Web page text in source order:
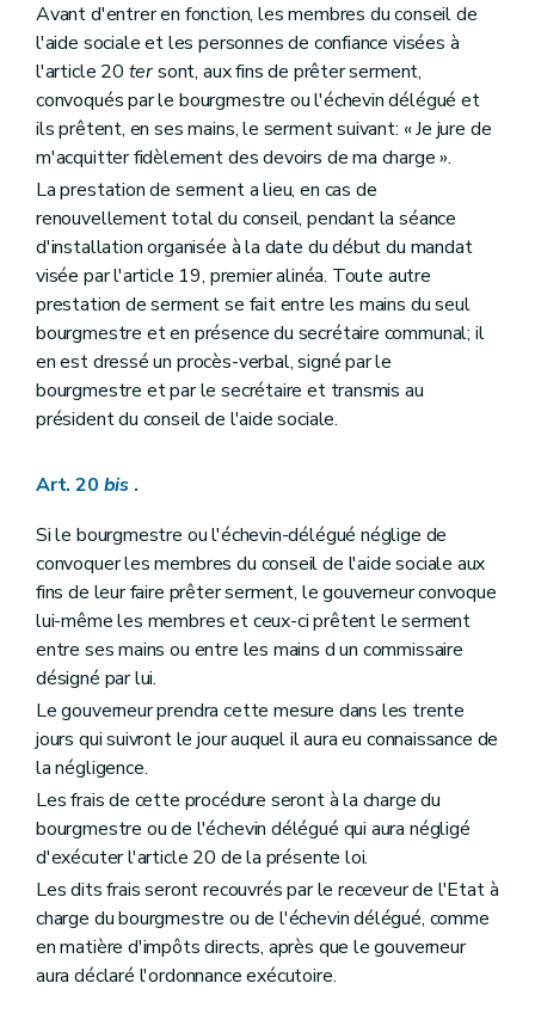
Avant d'entrer en fonction, les membres du conseil de
l'aide sociale et les personnes de confiance visées à
l'article 20 tersont, aux fins de prêter serment,
convoqués par le bourgmestre ou l'échevin délégué et
ils prêtent, en ses mains, le serment suivant: « Je jure de
m'acquitter fidèlement des devoirs de ma charge ».
La prestation de serment a lieu, en cas de
renouvellement total du conseil, pendant la séance
d'installation organisée à la date du début du mandat
visée par l'article 19, premier alinéa. Toute autre
prestation de serment se fait entre les mains du seul
bourgmestre et en présence du secrétaire communal; il
en est dressé un procès-verbal, signé par le
bourgmestre et par le secrétaire et transmis au
président du conseil de l'aide sociale.
Art. 20 bis .
Si le bourgmestre ou l'échevin-délégué néglige de
convoquer les membres du conseil de l'aide sociale aux
fins de leur faire prêter serment, le gouverneur convoque
lui-même les membres et ceux-ci prêtent le serment
entre ses mains ou entre les mains d un commissaire
désigné par lui.
Le gouverneur prendra cette mesure dans les trente
jours qui suivront le jour auquel il aura eu connaissance de
la négligence.
Les frais de cette procédure seront à la charge du
bourgmestre ou de l'échevin délégué qui aura négligé
d'exécuter l'article 20 de la présente loi.
Les dits frais seront recouvrés par le receveur de l'Etat à
charge du bourgmestre ou de l'échevin délégué, comme
en matière d'impôts directs, après que le gouverneur
aura déclaré l'ordonnance exécutoire.